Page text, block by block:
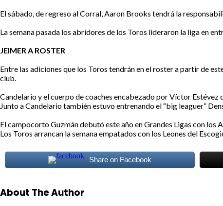
El sábado, de regreso al Corral, Aaron Brooks tendrá la
La semana pasada los abridores de los Toros lideraron la liga en
JEIMER A ROSTER
Entre las adiciones que los Toros tendrán en el roster a partir de
club.
Candelario y el cuerpo de coaches encabezado por Víctor Estévez
Junto a Candelario también estuvo entrenando el “big leaguer”
El campocorto Guzmán debutó este año en Grandes Ligas con
Los Toros arrancan la semana empatados con los Leones del
Share on Facebook
About The Author